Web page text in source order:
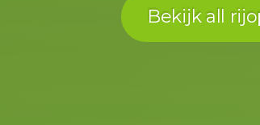
Bekijk all